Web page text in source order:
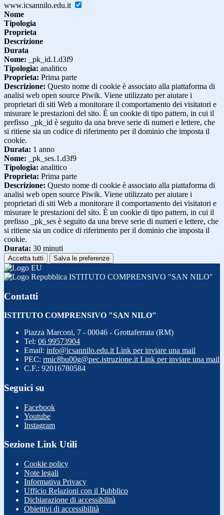
www.icsannilo.edu.it
Nome
Tipologia
Proprieta
Descrizione
Durata
Nome: _pk_id.1.d3f9
Tipologia: analitico
Proprieta: Prima parte
Descrizione: Questo nome di cookie è associato alla piattaforma di
analisi web open source Piwik. Viene utilizzato per aiutare i
proprietari di siti Web a monitorare il comportamento dei visitatori e
misurare le prestazioni del sito. È un cookie di tipo pattern, in cui il
prefisso _pk_id è seguito da una breve serie di numeri e lettere, che
si ritiene sia un codice di riferimento per il dominio che imposta il
cookie.
Durata: 1 anno
Nome: _pk_ses.1.d3f9
Tipologia: analitico
Proprieta: Prima parte
Descrizione: Questo nome di cookie è associato alla piattaforma di
analisi web open source Piwik. Viene utilizzato per aiutare i
proprietari di siti Web a monitorare il comportamento dei visitatori e
misurare le prestazioni del sito. È un cookie di tipo pattern, in cui il
prefisso _pk_ses è seguito da una breve serie di numeri e lettere, che
si ritiene sia un codice di riferimento per il dominio che imposta il
cookie.
Durata: 30 minuti
Accetta tutti Salva le preferenze
ISTITUTO COMPRENSIVO "SAN NILO"
Contatti
ISTITUTO COMPRENSIVO "SAN NILO"
Piazza Marconi, 7 - 00046 - Grottaferrata (RM)
Tel: 06 99573904
Email: info@icsannilo.edu.it Link per inviare una mail
PEC: rmic8bu00g@pec.istruzione.it Link per inviare una mail
C.F.: 92016780584
Seguici su
Facebook
Youtube
Instagram
Sezione Link Utili
Cookie policy
Note legali
Informativa Privacy
Ufficio Relazioni con il Pubblico
Dichiarazione di accessibilità
Obiettivi di accessibilità